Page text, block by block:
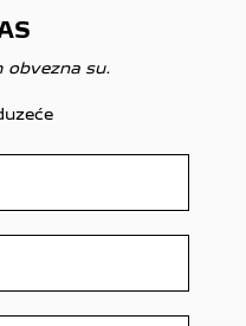
obvezna su.